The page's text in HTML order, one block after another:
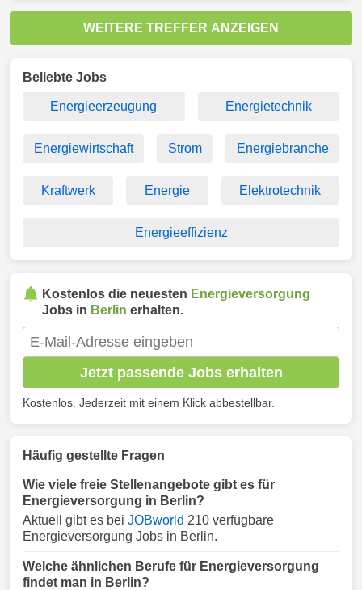
WEITERE TREFFER ANZEIGEN
Beliebte Jobs
Energieerzeugung Energietechnik
Energiewirtschaft Strom Energiebranche
Kraftwerk Energie Elektrotechnik
Energieeffizienz
Kostenlos die neuesten Energieversorgung
Jobs in Berlin erhalten.
Jetzt passende Jobs erhalten
Kostenlos. Jederzeit mit einem Klick abbestellbar.
Häufig gestellte Fragen
Wie viele freie Stellenangebote gibt es für
Energieversorgung in Berlin?
Aktuell gibt es bei JOBworld 210 verfügbare
Energieversorgung Jobs in Berlin.
Welche ähnlichen Berufe für Energieversorgung
findet man in Berlin?